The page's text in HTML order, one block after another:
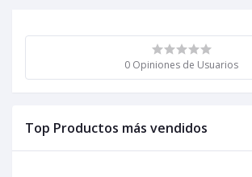
0 Opiniones de Usuarios
Top Productos más vendidos